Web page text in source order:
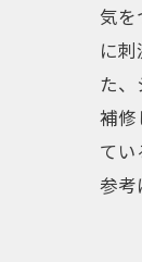
気
に
た
補修
て
参考